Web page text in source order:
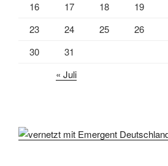
16
17 18 19
23
24 25 26
30
31
« Juli